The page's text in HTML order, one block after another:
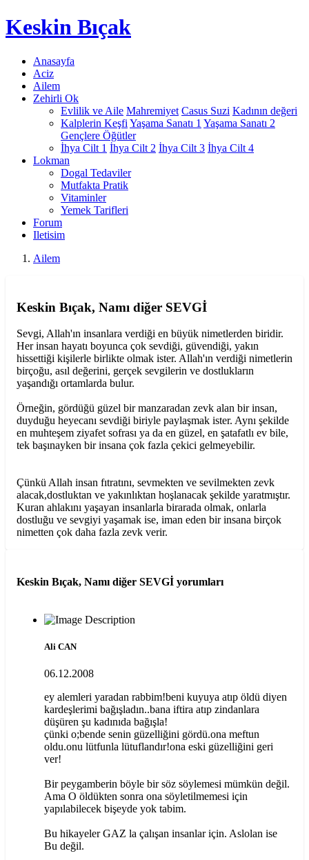
Keskin Bıçak
Anasayfa
Aciz
Ailem
Zehirli Ok
Evlilik ve Aile Mahremiyet Casus Suzi Kadının değeri
Kalplerin Keşfi Yaşama Sanatı 1 Yaşama Sanatı 2
Gençlere Öğütler
İhya Cilt 1 İhya Cilt 2 İhya Cilt 3 İhya Cilt 4
Lokman
Dogal Tedaviler
Mutfakta Pratik
Vitaminler
Yemek Tarifleri
Forum
Iletisim
Ailem
Keskin Bıçak, Namı diğer SEVGİ
Sevgi, Allah'ın insanlara verdiği en büyük nimetlerden biridir.
Her insan hayatı boyunca çok sevdiği, güvendiği, yakın
hissettiği kişilerle birlikte olmak ister. Allah'ın verdiği nimetlerin
birçoğu, asıl değerini, gerçek sevgilerin ve dostlukların
yaşandığı ortamlarda bulur.
Örneğin, gördüğü güzel bir manzaradan zevk alan bir insan,
duyduğu heyecanı sevdiği biriyle paylaşmak ister. Aynı şekilde
en muhteşem ziyafet sofrası ya da en güzel, en şatafatlı ev bile,
tek başınayken bir insana çok fazla çekici gelmeyebilir.
Çünkü Allah insan fıtratını, sevmekten ve sevilmekten zevk
alacak,dostluktan ve yakınlıktan hoşlanacak şekilde yaratmıştır.
Kuran ahlakını yaşayan insanlarla birarada olmak, onlarla
dostluğu ve sevgiyi yaşamak ise, iman eden bir insana birçok
nimetten çok daha fazla zevk verir.
Keskin Bıçak, Namı diğer SEVGİ yorumları
Ali CAN
06.12.2008
ey alemleri yaradan rabbim!beni kuyuya atıp öldü diyen
kardeşlerimi bağışladın..bana iftira atıp zindanlara
düşüren şu kadınıda bağışla!
çünki o;bende senin güzelliğini gördü.ona meftun
oldu.onu lütfunla lütuflandır!ona eski güzelliğini geri
ver!
Bir peygamberin böyle bir söz söylemesi mümkün değil.
Ama O öldükten sonra ona söyletilmemesi için
yapılabilecek bişeyde yok tabim.
Bu hikayeler GAZ la çalışan insanlar için. Aslolan ise
Bu değil.